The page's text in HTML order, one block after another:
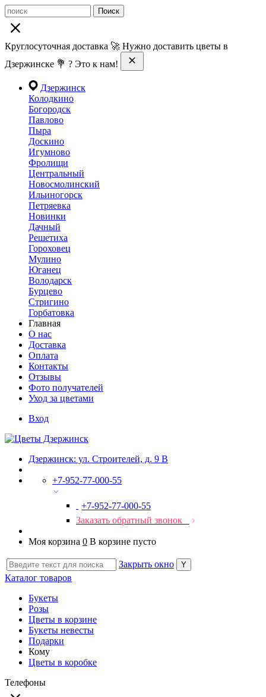
Поиск
Круглосуточная доставка 🚀 Нужно доставить цветы в
Дзержинске 💐 ? Это к нам!
Дзержинск
Колодкино
Богородск
Павлово
Пыра
Доскино
Игумново
Фролищи
Центральный
Новосмолинский
Ильиногорск
Петряевка
Новинки
Дачный
Решетиха
Гороховец
Мулино
Юганец
Володарск
Бурцево
Стригино
Горбатовка
Главная
О нас
Доставка
Оплата
Контакты
Отзывы
Фото получателей
Уход за цветами
Вход
Дзержинск: ул. Строителей, д. 9 В
+7-952-77-000-55
+7-952-77-000-55
Заказать обратный звонок
Моя корзина 0 В корзине пусто
Закрыть окно
Каталог товаров
Букеты
Розы
Цветы в корзине
Букеты невесты
Подарки
Кому
Цветы в коробке
Телефоны